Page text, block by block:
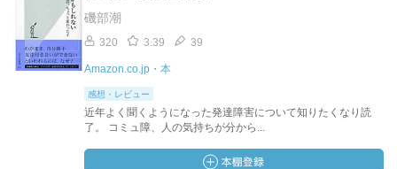
磯部潮
320 3.39 39
Amazon.co.jp・本
感想・レビュー
近年よく聞くようになった発達障害について知りたくなり読
了。 コミュ障、人の気持ちが分から...